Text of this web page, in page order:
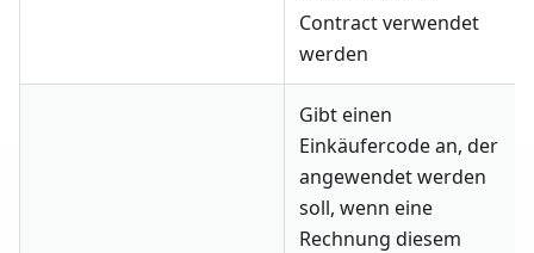
Contract verwendet
werden
Gibt einen
Einkäufercode an, der
angewendet werden
soll, wenn eine
Rechnung diesem